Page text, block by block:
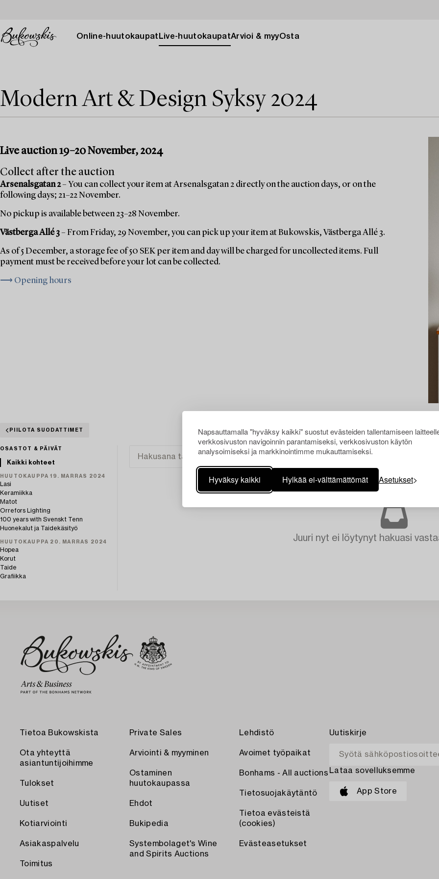
Napsauttamalla "hyväksy kaikki" suostut evästeiden tallentamiseen
verkkosivuston navigoinnin parantamiseksi, verkkosivuston käytön
analysoimiseksi ja markkinointimme mukauttamiseksi.
Hyväksy kaikki Hylkää ei-välttämättömät Asetukset
Online-huutokaupat Live-huutokaupatArvioi & myyOsta
Modern Art & Design Syksy 2024
Live auction 19–20 November, 2024
Collect after the auction
Arsenalsgatan 2– You can collect your item at Arsenalsgatan 2 directly on the auction days, or on the
following days; 21–22 November.
No pickup is available between 23–28 November.
Västberga Allé 3– From Friday, 29 November, you can pick up your item at Bukowskis, Västberga Allé 3.
As of 5 December, a storage fee of 50 SEK per item and day will be charged for uncollected items. Full
payment must be received before your lot can be collected.
⟶ Opening hours
PIILOTA SUODATTIMET
OSASTOT & PÄIVÄT
Kaikki kohteet
HUUTOKAUPPA 19. MARRAS 2024
Lasi
Keramiikka
Matot
Orrefors Lighting
100 years with Svenskt Tenn
Huonekalut ja Taidekäsityö
HUUTOKAUPPA 20. MARRAS 2024
Hopea
Korut
Taide
Grafiikka
Juuri nyt ei löytynyt hakuasi
Tietoa Bukowskista
Ota yhteyttä
asiantuntijoihimme
Tulokset
Uutiset
Kotiarviointi
Asiakaspalvelu
Toimitus
Private Sales
Arviointi & myyminen
Ostaminen
huutokaupassa
Ehdot
Bukipedia
Systembolaget's Wine
and Spirits Auctions
Lehdistö
Avoimet työpaikat
Bonhams - All auctions
Tietosuojakäytäntö
Tietoa evästeistä
(cookies)
Evästeasetukset
Uutiskirje
Lataa sovelluksemme
App Store